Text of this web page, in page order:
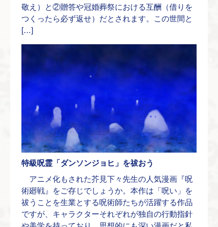
敬え）と②贈答や冠婚葬祭における互酬（借りを
つくったら必ず返せ）だとされます。この世間と
[…]
特級呪霊「ダンソンジョヒ」を祓おう
アニメ化もされた芥見下々先生の人気漫画『呪
術廻戦』をご存じでしょうか。本作は「呪い」を
祓うことを生業とする呪術師たちが活躍する作品
ですが、キャラクターそれぞれが独自の行動指針